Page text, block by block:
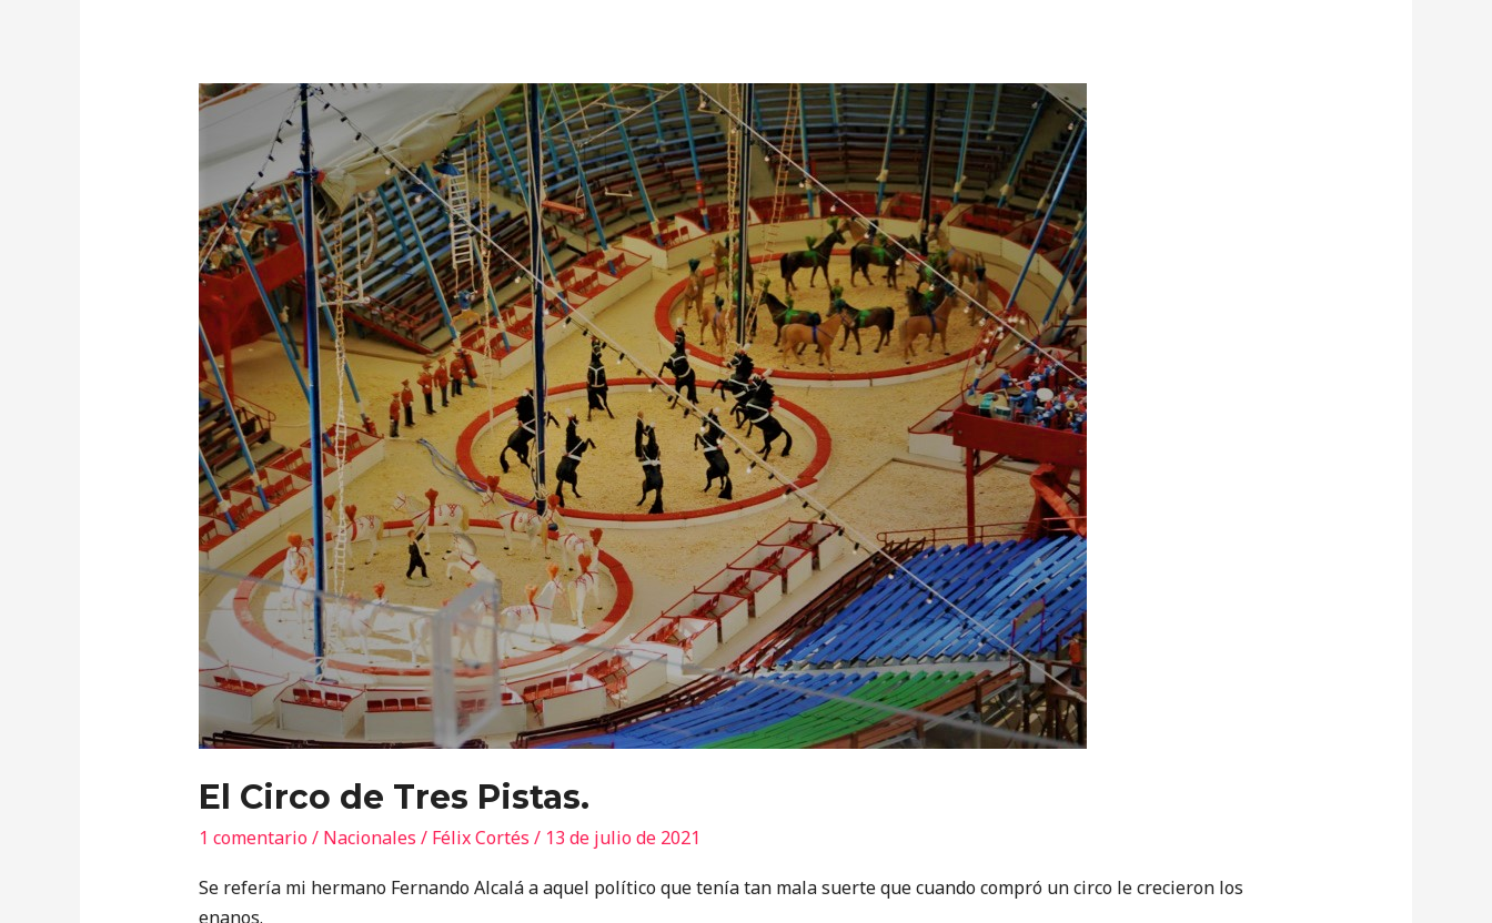
El Circo de Tres Pistas.
1 comentario/ Nacionales / Félix Cortés / 13 de julio de 2021
Se refería mi hermano Fernando Alcalá a aquel político que tenía tan mala suerte que cuando compró un circo le crecieron los
enanos.
El
de
Pistas.